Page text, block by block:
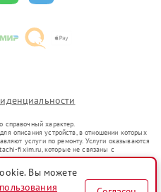
справочный характер.
описания устройств, в отношении которых
услуги по ремонту. Услуги оказываются
fixim.ru, которые не связаны с
представителями.
в гражданский оборот в соответствии
индивидуализации услуг или введения
Вы можете